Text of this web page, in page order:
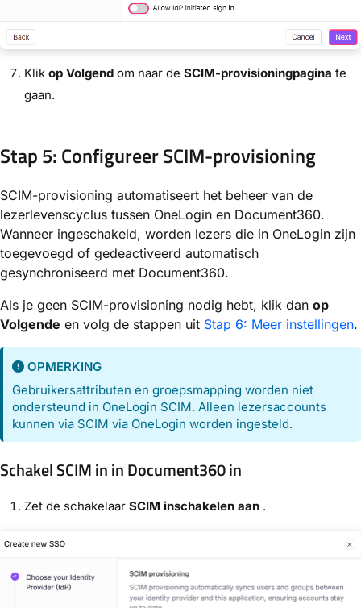
Klik op Volgend om naar de SCIM-provisioningpagina te
gaan.
Stap 5: Configureer SCIM-provisioning
SCIM-provisioning automatiseert het beheer van de
lezerlevenscyclus tussen OneLogin en Document360.
Wanneer ingeschakeld, worden lezers die in OneLogin zijn
toegevoegd of gedeactiveerd automatisch
gesynchroniseerd met Document360.
Als je geen SCIM-provisioning nodig hebt, klik dan op
Volgende en volg de stappen uit Stap 6: Meer instellingen.
OPMERKING
Gebruikersattributen en groepsmapping worden niet
ondersteund in OneLogin SCIM. Alleen lezersaccounts
kunnen via SCIM via OneLogin worden ingesteld.
Schakel SCIM in in Document360 in
Zet de schakelaar SCIM inschakelen aan .